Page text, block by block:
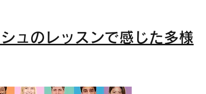
ュのレッスンで感じた多様